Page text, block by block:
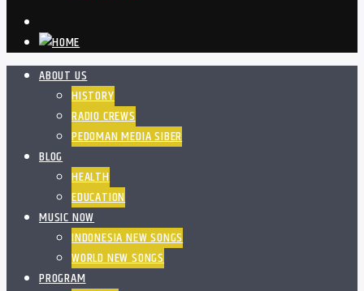
ABOUT US
HISTORY
RADIO CREWS
PEDOMAN MEDIA SIBER
BLOG
HEALTH
EDUCATION
MUSIC NOW
INDONESIA NEW SONGS
WORLD NEW SONGS
PROGRAM